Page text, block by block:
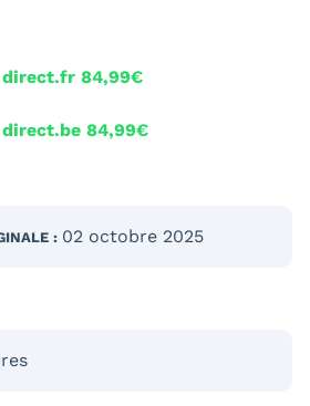
84,99€
84,99€
: 02 octobre 2025